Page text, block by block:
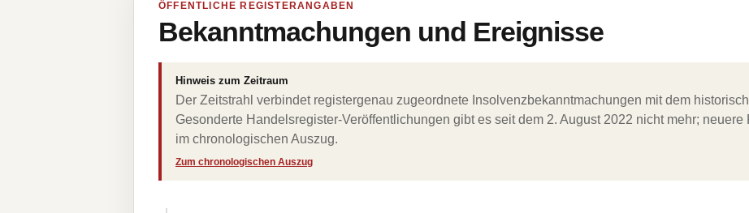
ÖFFENTLICHE REGISTERANGABEN
Bekanntmachungen und Ereignisse
Hinweis zum Zeitraum
Der Zeitstrahl verbindet registergenau zugeordnete Insolvenzbekanntmachungen mit dem
Gesonderte Handelsregister-Veröffentlichungen gibt es seit dem 2. August 2022 nicht mehr;
im chronologischen Auszug.
Zum chronologischen Auszug